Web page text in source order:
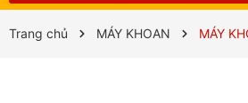
Trang chủ MÁY KHOAN MÁY